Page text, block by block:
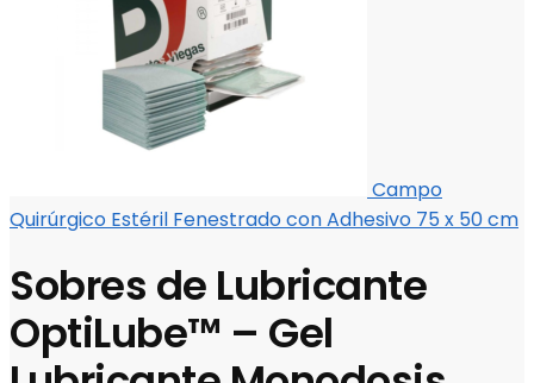
Campo
Quirúrgico Estéril Fenestrado con Adhesivo 75 x 50 cm
Sobres de Lubricante
OptiLube™ – Gel